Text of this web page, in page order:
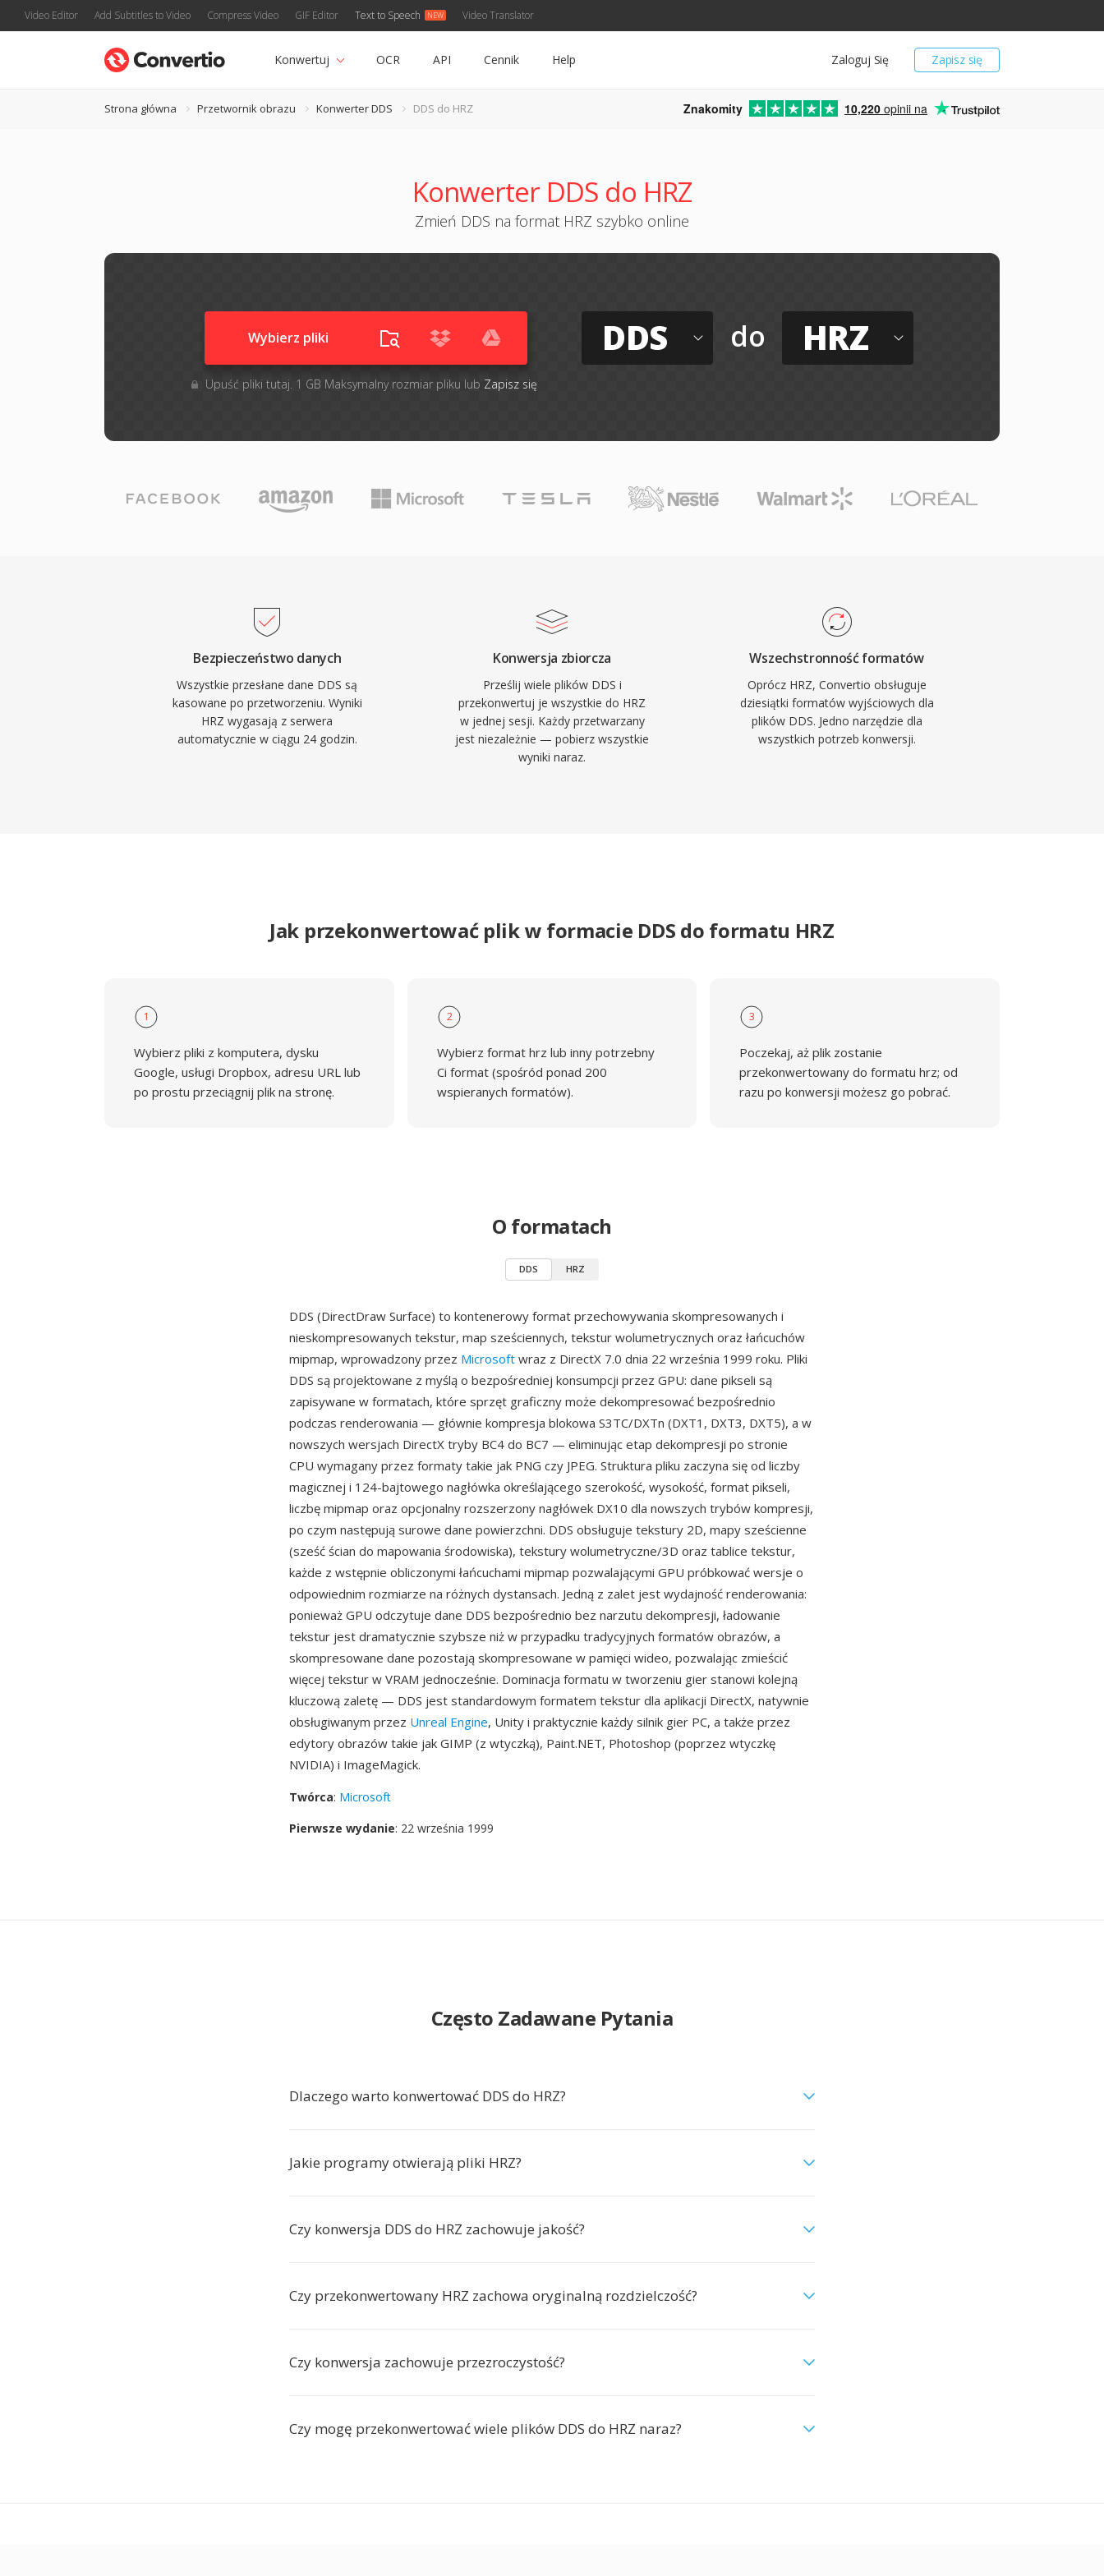
Video Editor Add Subtitles to Video Compress Video GIF Editor Text to Speech Video Translator
Zapisz się
Zaloguj Się
Konwertuj OCR API Cennik Help
Strona główna Przetwornik obrazu Konwerter DDS DDS do HRZ Znakomity 10,220 opinii na
Konwerter DDS do HRZ
Zmień DDS na format HRZ szybko online
Wybierz pliki
Upuść pliki tutaj. 1 GB Maksymalny rozmiar pliku lub Zapisz się
DDS do HRZ
Bezpieczeństwo danych
Wszystkie przesłane dane DDS są
kasowane po przetworzeniu. Wyniki
HRZ wygasają z serwera
automatycznie w ciągu 24 godzin.
Konwersja zbiorcza
Prześlij wiele plików DDS i
przekonwertuj je wszystkie do HRZ
w jednej sesji. Każdy przetwarzany
jest niezależnie — pobierz wszystkie
wyniki naraz.
Wszechstronność formatów
Oprócz HRZ, Convertio obsługuje
dziesiątki formatów wyjściowych dla
plików DDS. Jedno narzędzie dla
wszystkich potrzeb konwersji.
Jak przekonwertować plik w formacie DDS do formatu HRZ
1
Wybierz pliki z komputera, dysku
Google, usługi Dropbox, adresu URL lub
po prostu przeciągnij plik na stronę.
2
Wybierz format hrz lub inny potrzebny
Ci format (spośród ponad 200
wspieranych formatów).
3
Poczekaj, aż plik zostanie
przekonwertowany do formatu hrz; od
razu po konwersji możesz go pobrać.
O formatach
DDS HRZ
DDS (DirectDraw Surface) to kontenerowy format przechowywania skompresowanych i
nieskompresowanych tekstur, map sześciennych, tekstur wolumetrycznych oraz łańcuchów
mipmap, wprowadzony przez Microsoft wraz z DirectX 7.0 dnia 22 września 1999 roku. Pliki
DDS są projektowane z myślą o bezpośredniej konsumpcji przez GPU: dane pikseli są
zapisywane w formatach, które sprzęt graficzny może dekompresować bezpośrednio
podczas renderowania — głównie kompresja blokowa S3TC/DXTn (DXT1, DXT3, DXT5), a w
nowszych wersjach DirectX tryby BC4 do BC7 — eliminując etap dekompresji po stronie
CPU wymagany przez formaty takie jak PNG czy JPEG. Struktura pliku zaczyna się od liczby
magicznej i 124-bajtowego nagłówka określającego szerokość, wysokość, format pikseli,
liczbę mipmap oraz opcjonalny rozszerzony nagłówek DX10 dla nowszych trybów kompresji,
po czym następują surowe dane powierzchni. DDS obsługuje tekstury 2D, mapy sześcienne
(sześć ścian do mapowania środowiska), tekstury wolumetryczne/3D oraz tablice tekstur,
każde z wstępnie obliczonymi łańcuchami mipmap pozwalającymi GPU próbkować wersje o
odpowiednim rozmiarze na różnych dystansach. Jedną z zalet jest wydajność renderowania:
ponieważ GPU odczytuje dane DDS bezpośrednio bez narzutu dekompresji, ładowanie
tekstur jest dramatycznie szybsze niż w przypadku tradycyjnych formatów obrazów, a
skompresowane dane pozostają skompresowane w pamięci wideo, pozwalając zmieścić
więcej tekstur w VRAM jednocześnie. Dominacja formatu w tworzeniu gier stanowi kolejną
kluczową zaletę — DDS jest standardowym formatem tekstur dla aplikacji DirectX, natywnie
obsługiwanym przez Unreal Engine, Unity i praktycznie każdy silnik gier PC, a także przez
edytory obrazów takie jak GIMP (z wtyczką), Paint.NET, Photoshop (poprzez wtyczkę
NVIDIA) i ImageMagick.
Twórca: Microsoft
Pierwsze wydanie: 22 września 1999
Często Zadawane Pytania
Dlaczego warto konwertować DDS do HRZ?
Jakie programy otwierają pliki HRZ?
Czy konwersja DDS do HRZ zachowuje jakość?
Czy przekonwertowany HRZ zachowa oryginalną rozdzielczość?
Czy konwersja zachowuje przezroczystość?
Czy mogę przekonwertować wiele plików DDS do HRZ naraz?